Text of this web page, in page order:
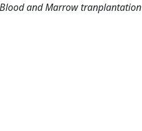
and Marrow tranplantation